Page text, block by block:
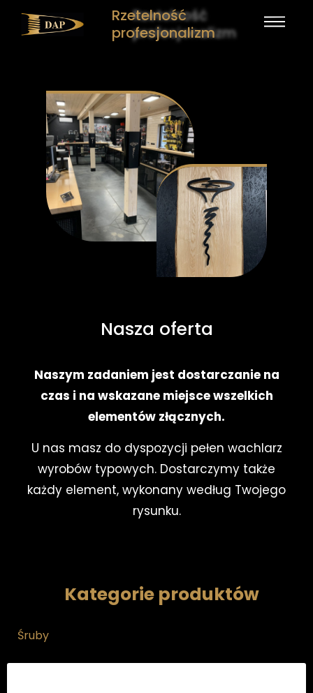
Rzetelność
profesjonalizm
Nasza oferta
Naszym zadaniem jest dostarczanie na
czas i na wskazane miejsce wszelkich
elementów złącznych.
U nas masz do dyspozycji pełen wachlarz
wyrobów typowych. Dostarczymy także
każdy element, wykonany według Twojego
rysunku.
Kategorie produktów
Śruby